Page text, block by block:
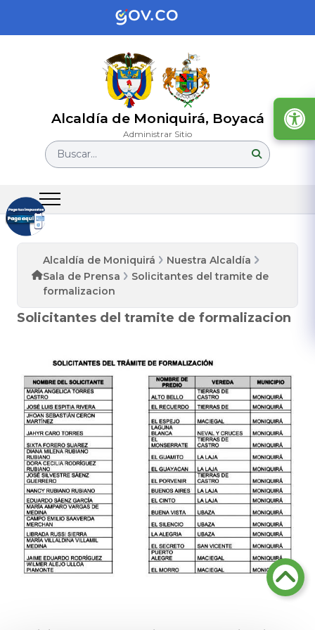
Alcaldía de Moniquirá, Boyacá
Administrar Sitio
Buscar...
Alcaldía de Moniquirá
Nuestra Alcaldía
Sala de Prensa
Solicitantes del tramite de
formalizacion
Solicitantes del tramite de formalizacion